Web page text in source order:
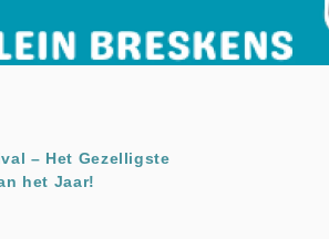
– Het Gezelligste
het Jaar!